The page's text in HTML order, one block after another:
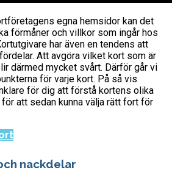
egna hemsidor kan det
förmåner och villkor som ingår hos
har även en tendens att
Att avgöra vilket kort som är
därmed mycket svårt. Därför går vi
för varje kort. På så vis
för dig att förstå kortens olika
att sedan kunna välja rätt fort för
nackdelar